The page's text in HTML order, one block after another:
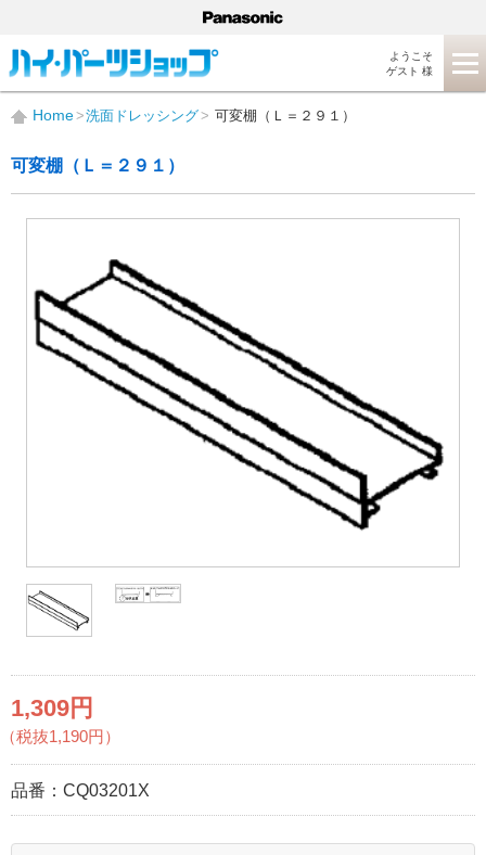
ようこそ
ゲスト 様
Home 洗面ドレッシング 可変棚（Ｌ＝２９１）
可変棚（Ｌ＝２９１）
1,309円
（税抜1,190円）
品番： CQ03201X